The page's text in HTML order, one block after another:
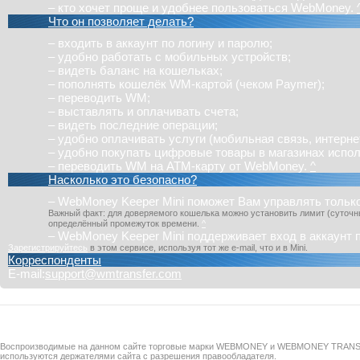
– кто хочет проще и удобнее пользоваться WebMoney.
Что он позволяет делать?
– входить в аккаунт по логину и паролю;
– удобно работать с мобильных устройств;
– видеть баланс на кошельках;
– пополнять кошелёк WM-картой (чеком Paymer);
– переводить WM;
– выставлять и оплачивать счета;
– видеть последние операции;
– удобно оплачивать услуги (мобильная связь,
– удобно покупать цифровые товары в магазинах
– переводить WM на ATM-карту от WebMoney. ^
Насколько это безопасно?
– WebMoney Keeper Mini поможет Вам управлять
Важный факт: для доверяемого кошелька можно установить лимит
определённый промежуток времени. ^
– WebMoney Keeper Mini поддерживает вход в
Зарегистрируйтесь в этом сервисе, используя тот же e-mail, что и в Mini
Корреспонденты
E-mail:support@wmtransfer.com
Воспроизводимые на данном сайте торговые марки WEBMONEY и WEBMONEY
используются держателями сайта с разрешения правообладателя.